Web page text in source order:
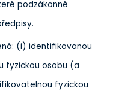
podzákonné
(i) identifikovanou
fyzickou osobu (a
fyzickou